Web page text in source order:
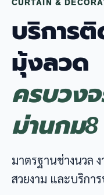
CURTAIN &
บริการ
มุ้งลวด
ครบวงจ
ม่านกม8
มาตรฐานช่างนวล
สวยงาม และบริกา